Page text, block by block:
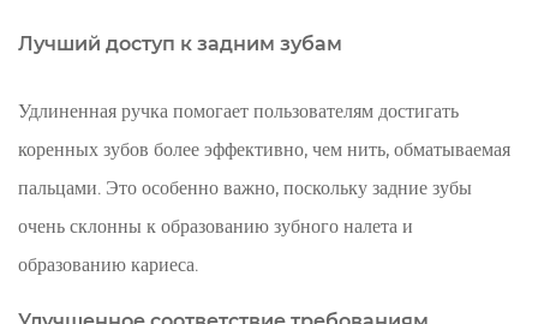
для
нити
9
Заключение
Лучший доступ к задним зубам
Удлиненная ручка помогает пользователям достигать
коренных зубов более эффективно, чем нить, обматываемая
пальцами. Это особенно важно, поскольку задние зубы
очень склонны к образованию зубного налета и
образованию кариеса.